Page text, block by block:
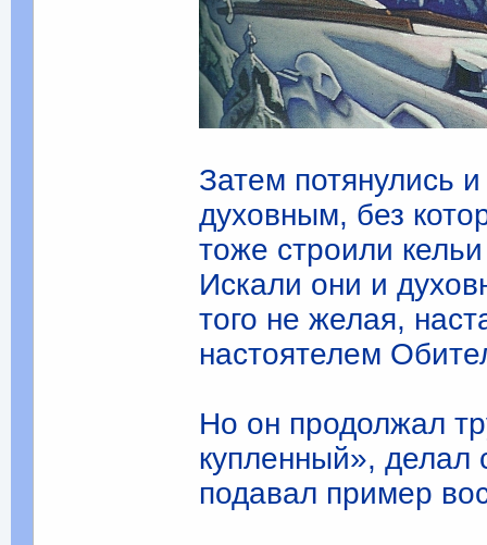
Затем потянулись
духовным, без
тоже строили
Искали они и
того не желая,
настоятелем
Но он продолжал
купленный»,
подавал пример